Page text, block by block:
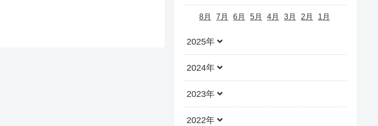
8月 7月 6月 5月 4月 3月 2月 1月
2025年
2024年
2023年
2022年